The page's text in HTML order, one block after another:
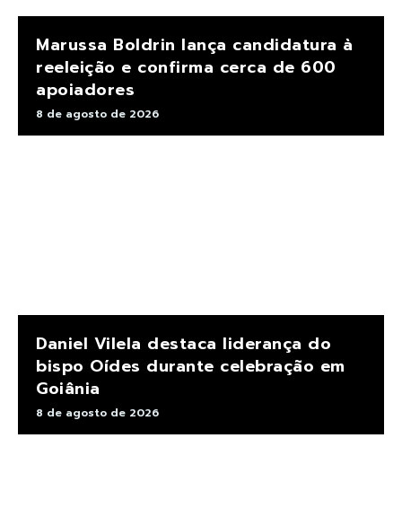
Marussa Boldrin lança candidatura à
reeleição e confirma cerca de 600
apoiadores
8 de agosto de 2026
Daniel Vilela destaca liderança do
bispo Oídes durante celebração em
Goiânia
8 de agosto de 2026